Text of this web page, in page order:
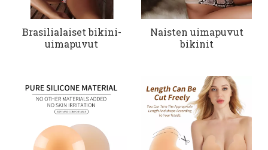
Brasilialaiset bikini-
uimapuvut
Naisten uimapuvut
bikinit